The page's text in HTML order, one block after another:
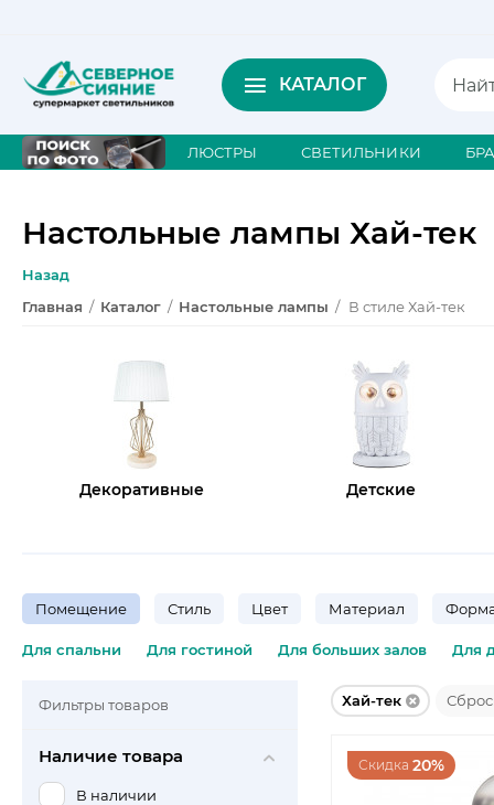
КАТАЛОГ
ЛЮСТРЫ СВЕТИЛЬНИКИ БРА
Настольные лампы Хай-тек
Назад
Главная / Каталог / Настольные лампы / В стиле Хай-тек
Декоративные Детские
Помещение Стиль Цвет Материал
Для спальни Для гостиной Для больших залов Для
Хай-тек
Скидка 20%
Фильтры товаров
Наличие товара
В наличии